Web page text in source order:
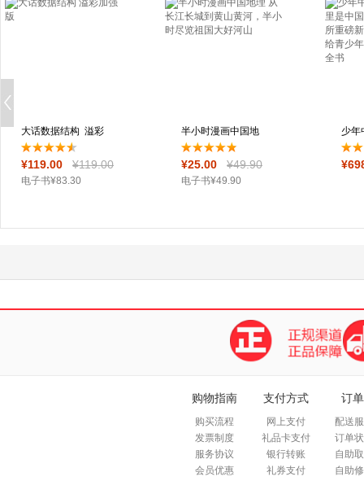
大话数据结构 溢彩
加强版
¥119.00 ¥119.00
电子书¥83.30
半小时漫画中国地
理 从长江长城到
¥25.00 ¥49.90
电子书¥49.90
少年
册“
¥
购物指南
购买流程
发票制度
服务协议
会员优惠
支付方式
网上支付
礼品卡支付
银行转账
礼券支付
订
配送
订单
自助
自助